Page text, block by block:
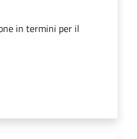
in termini per il